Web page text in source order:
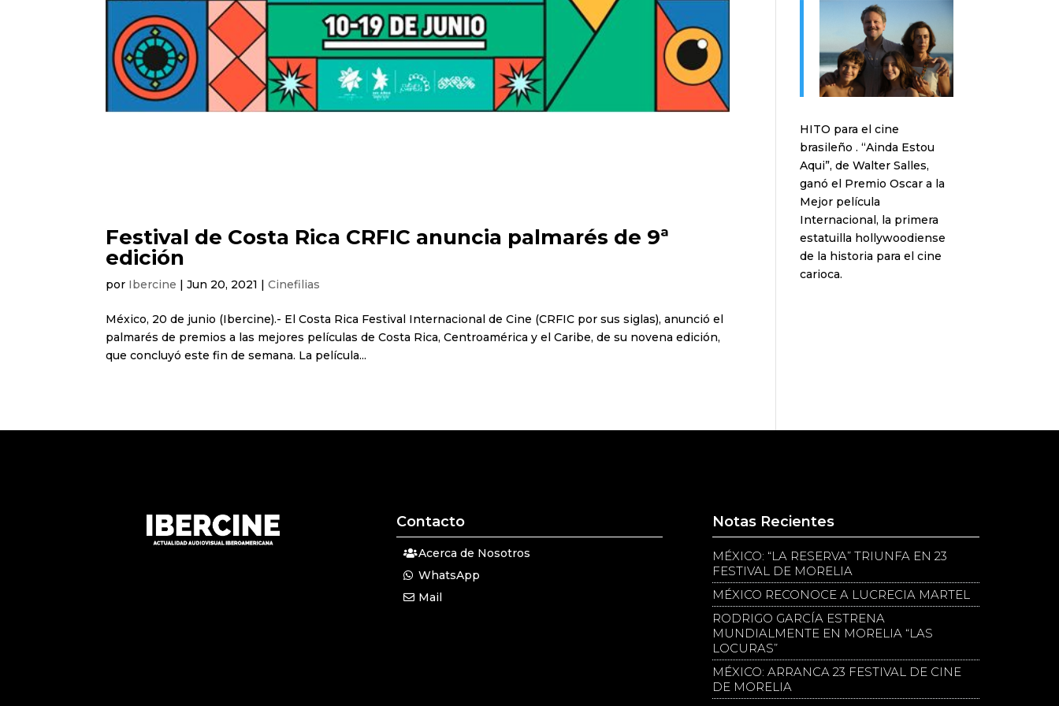
Festival de Costa Rica CRFIC anuncia palmarés de 9ª
edición
por Ibercine |Jun 20, 2021 |Cinefilias
México, 20 de junio (Ibercine).- El Costa Rica Festival Internacional de Cine (CRFIC por sus siglas), anunció el
palmarés de premios a las mejores películas de Costa Rica, Centroamérica y el Caribe, de su novena edición,
que concluyó este fin de semana. La película...
HITO para el cine
brasileño . “Ainda Estou
Aqui”, de Walter Salles,
ganó el Premio Oscar a la
Mejor película
Internacional, la primera
estatuilla hollywoodiense
de la historia para el cine
carioca.
Contacto
Acerca de Nosotros
WhatsApp
Mail
Notas Recientes
MÉXICO: “LA RESERVA” TRIUNFA EN 23
FESTIVAL DE MORELIA
MÉXICO RECONOCE A LUCRECIA MARTEL
RODRIGO GARCÍA ESTRENA
MUNDIALMENTE EN MORELIA “LAS
LOCURAS”
MÉXICO: ARRANCA 23 FESTIVAL DE CINE
DE MORELIA